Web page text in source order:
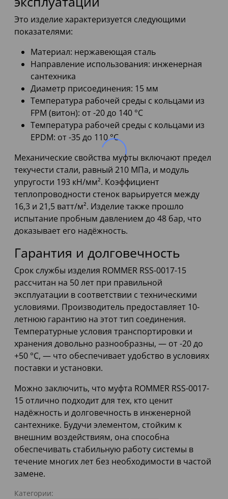
Это изделие характеризуется следующими
показателями:
Материал: нержавеющая сталь
Направление использования: инженерная
сантехника
Диаметр присоединения: 15 мм
Температура рабочей среды с кольцами из
FPM (витон): от -20 до 140 °C
Температура рабочей среды с кольцами из
EPDM: от -35 до 110 °C
Механические свойства муфты включают предел
текучести стали, равный 210 МПа, и модуль
упругости 193 кН/мм². Коэффициент
теплопроводности стенок варьируется между
16,3 и 21,5 ватт/м². Изделие также прошло
испытание пробным давлением до 48 бар, что
доказывает его надёжность.
Гарантия и долговечность
Срок службы изделия ROMMER RSS-0017-15
рассчитан на 50 лет при правильной
эксплуатации в соответствии с техническими
условиями. Производитель предоставляет 10-
летнюю гарантию на этот тип соединения.
Температурные условия транспортировки и
хранения довольно разнообразны, — от -20 до
+50 °C, — что обеспечивает удобство в условиях
поставки и установки.
Можно заключить, что муфта ROMMER RSS-0017-
15 отлично подходит для тех, кто ценит
надёжность и долговечность в инженерной
сантехнике. Будучи элементом, стойким к
внешним воздействиям, она способна
обеспечивать стабильную работу системы в
течение многих лет без необходимости в частой
замене.
Категории: